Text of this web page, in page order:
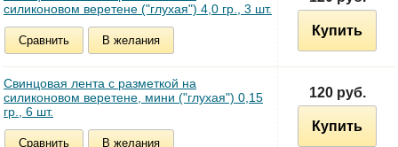
силиконовом веретене ("глухая") 4,0 гр., 3 шт.
Сравнить В желания
Купить
Свинцовая лента c разметкой на
силиконовом веретене, мини ("глухая") 0,15
гр., 6 шт.
Сравнить В желания
120 руб.
Купить